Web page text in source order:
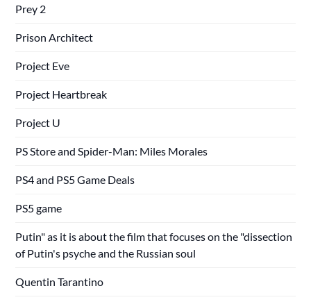
Prey 2
Prison Architect
Project Eve
Project Heartbreak
Project U
PS Store and Spider-Man: Miles Morales
PS4 and PS5 Game Deals
PS5 game
Putin" as it is about the film that focuses on the "dissection
of Putin's psyche and the Russian soul
Quentin Tarantino